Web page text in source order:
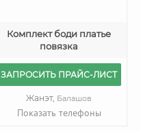
Комплект боди платье
повязка
ЗАПРОСИТЬ ПРАЙС-ЛИСТ
Жанэт, Балашов
Показать телефоны